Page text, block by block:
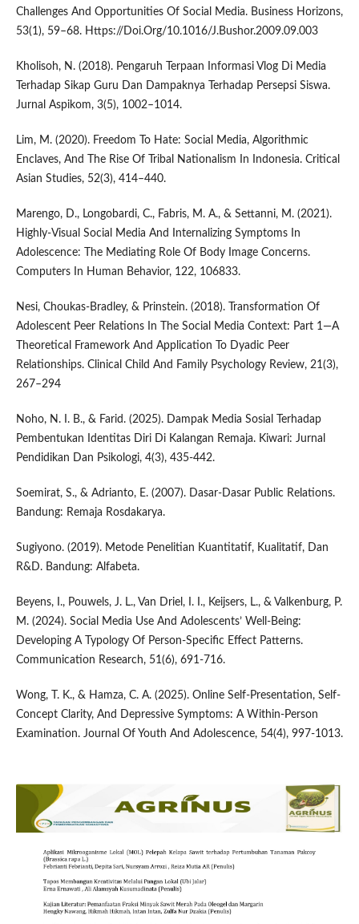
Challenges And Opportunities Of Social Media. Business Horizons,
53(1), 59–68. Https://Doi.Org/10.1016/J.Bushor.2009.09.003
Kholisoh, N. (2018). Pengaruh Terpaan Informasi Vlog Di Media
Terhadap Sikap Guru Dan Dampaknya Terhadap Persepsi Siswa.
Jurnal Aspikom, 3(5), 1002–1014.
Lim, M. (2020). Freedom To Hate: Social Media, Algorithmic
Enclaves, And The Rise Of Tribal Nationalism In Indonesia. Critical
Asian Studies, 52(3), 414–440.
Marengo, D., Longobardi, C., Fabris, M. A., & Settanni, M. (2021).
Highly-Visual Social Media And Internalizing Symptoms In
Adolescence: The Mediating Role Of Body Image Concerns.
Computers In Human Behavior, 122, 106833.
Nesi, Choukas-Bradley, & Prinstein. (2018). Transformation Of
Adolescent Peer Relations In The Social Media Context: Part 1—A
Theoretical Framework And Application To Dyadic Peer
Relationships. Clinical Child And Family Psychology Review, 21(3),
267–294
Noho, N. I. B., & Farid. (2025). Dampak Media Sosial Terhadap
Pembentukan Identitas Diri Di Kalangan Remaja. Kiwari: Jurnal
Pendidikan Dan Psikologi, 4(3), 435-442.
Soemirat, S., & Adrianto, E. (2007). Dasar-Dasar Public Relations.
Bandung: Remaja Rosdakarya.
Sugiyono. (2019). Metode Penelitian Kuantitatif, Kualitatif, Dan
R&D. Bandung: Alfabeta.
Beyens, I., Pouwels, J. L., Van Driel, I. I., Keijsers, L., & Valkenburg, P.
M. (2024). Social Media Use And Adolescents’ Well-Being:
Developing A Typology Of Person-Specific Effect Patterns.
Communication Research, 51(6), 691-716.
Wong, T. K., & Hamza, C. A. (2025). Online Self-Presentation, Self-
Concept Clarity, And Depressive Symptoms: A Within-Person
Examination. Journal Of Youth And Adolescence, 54(4), 997-1013.